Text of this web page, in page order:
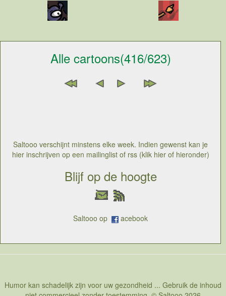
Alle cartoons(416/623)
Saltooo verschijnt minstens elke week. Indien gewenst kan je
hier inschrijven op een mailinglist of rss (klik hier of hieronder)
Blijf op de hoogte
Saltooo op acebook
Humor kan schadelijk zijn voor uw gezondheid ... Gebruik de inhoud